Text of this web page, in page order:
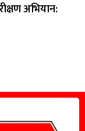
अभियान: